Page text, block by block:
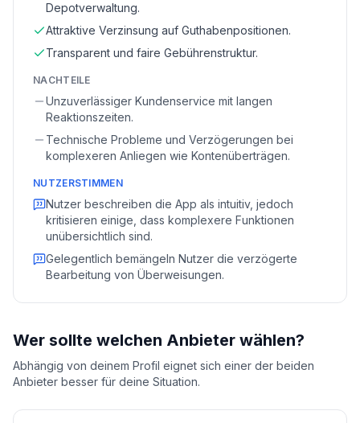
Depotverwaltung.
Attraktive Verzinsung auf Guthabenpositionen.
Transparent und faire Gebührenstruktur.
NACHTEILE
Unzuverlässiger Kundenservice mit langen
Reaktionszeiten.
Technische Probleme und Verzögerungen bei
komplexeren Anliegen wie Kontenüberträgen.
NUTZERSTIMMEN
Nutzer beschreiben die App als intuitiv, jedoch
kritisieren einige, dass komplexere Funktionen
unübersichtlich sind.
Gelegentlich bemängeln Nutzer die verzögerte
Bearbeitung von Überweisungen.
Wer sollte welchen Anbieter wählen?
Abhängig von deinem Profil eignet sich einer der beiden
Anbieter besser für deine Situation.